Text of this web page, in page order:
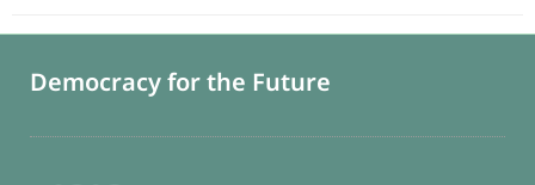
Democracy for the Future